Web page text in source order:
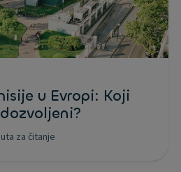
u Evropi: Koji
za čitanje